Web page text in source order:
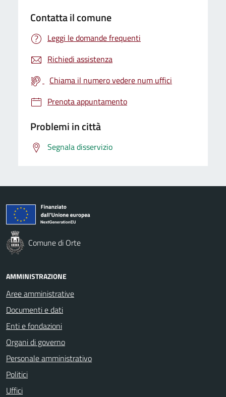
Contatta il comune
Leggi le domande frequenti
Richiedi assistenza
Chiama il numero vedere num uffici
Prenota appuntamento
Problemi in città
Segnala disservizio
Comune di Orte
AMMINISTRAZIONE
Aree amministrative
Documenti e dati
Enti e fondazioni
Organi di governo
Personale amministrativo
Politici
Uffici